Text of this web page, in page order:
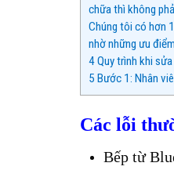
chữa thì không
Chúng tôi có hơn
nhờ những ưu
4Quy trình khi
5 Bước 1: Nhân
Các lỗi
Bếp từ